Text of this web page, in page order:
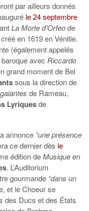
par ailleurs donnés
le 24 septembre
La Morte d’Orfeode
en 1619 en Vénitie.
(également appelés
avec Riccardo
grand moment de Bel
sous la direction de
de Rameau,
Lyriquesde
annonce “une présence
ce dernier dès le
édition deMusique en
. L’Auditorium
gourmande “dans un
et leChoeurse
des Ducs et des États